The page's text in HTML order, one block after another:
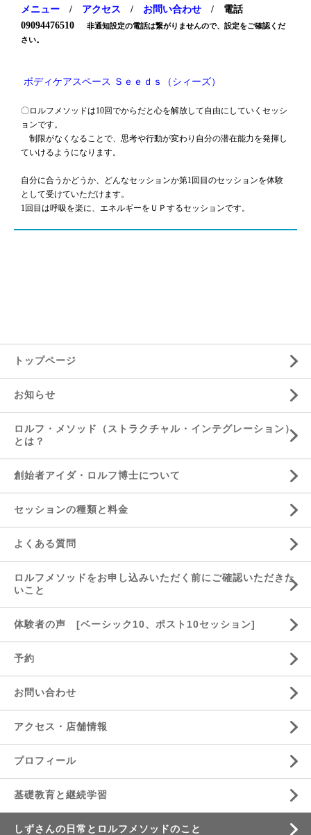
メニュー / アクセス / お問い合わせ
/ 電話
09094476510
非通知設定の電話は繋がりませんので、設定をご確認くだ
さい。
ボディケアスペース Ｓｅｅｄｓ（シィーズ）
〇ロルフメソッドは10回でからだと心を解放して自由にしていくセッシ
ョンです。
制限がなくなることで、思考や行動が変わり自分の潜在能力を発揮し
ていけるようになります。
自分に合うかどうか、どんなセッションか第1回目のセッションを体験
として受けていただけます。
1回目は呼吸を楽に、エネルギーをＵＰするセッションです。
トップページ
お知らせ
ロルフ・メソッド（ストラクチャル・インテグレーション）
とは？
創始者アイダ・ロルフ博士について
セッションの種類と料金
よくある質問
ロルフメソッドをお申し込みいただく前にご確認いただきた
いこと
体験者の声 [ベーシック10、ポスト10セッション]
予約
お問い合わせ
アクセス・店舗情報
プロフィール
基礎教育と継続学習
しずさんの日常とロルフメソッドのこと